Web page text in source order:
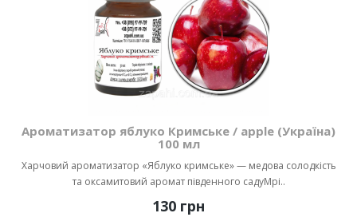
Ароматизатор яблуко Кримське / apple (Україна)
100 мл
Харчовий ароматизатор «Яблуко кримське» — медова солодкість
та оксамитовий аромат південного садуМрі..
130 грн